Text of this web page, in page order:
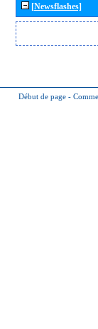
[Newsflashes]
Début de page -